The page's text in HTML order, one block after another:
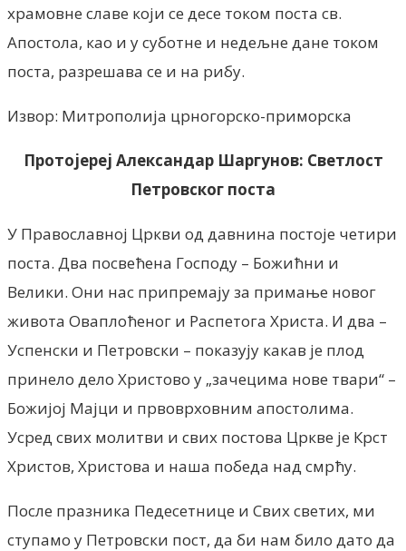
храмовне славе који се десе током поста св.
Апостола, као и у суботне и недељне дане током
поста, разрешава се и на рибу.
Извор: Митрополија црногорско-приморска
Протојереј Александар Шаргунов: Светлост
Петровског поста
У Православној Цркви од давнина постоје четири
поста. Два посвећена Господу – Божићни и
Велики. Они нас припремају за примање новог
живота Оваплоћеног и Распетога Христа. И два –
Успенски и Петровски – показују какав је плод
принело дело Христово у „зачецима нове твари“ –
Божијој Мајци и првоврховним апостолима.
Усред свих молитви и свих постова Цркве је Крст
Христов, Христова и наша победа над смрћу.
После празника Педесетнице и Свих светих, ми
ступамо у Петровски пост, да би нам било дато да